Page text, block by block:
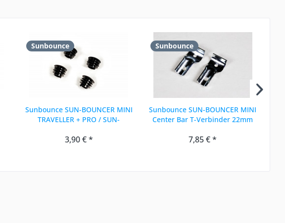
Sunbounce
Sunbounce SUN-BOUNCER MINI
TRAVELLER + PRO / SUN-
3,90 € *
Sunbounce
Sunbounce SUN-BOUNCER MINI
Center Bar T-Verbinder 22mm
7,85 € *